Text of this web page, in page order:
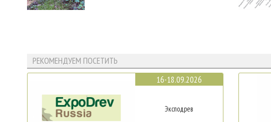
РЕКОМЕНДУЕМ ПОСЕТИТЬ
16-18.09.2026
Эксподрев